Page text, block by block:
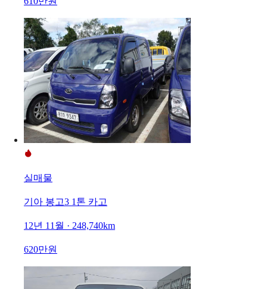
실매물
기아 봉고3 1톤 카고
12년 11월 · 248,740km
620만원